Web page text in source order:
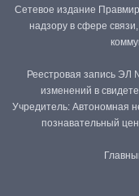
Сетевое издание
надзору в сфере
Реестровая запись ЭЛ
изменений в
Учредитель: Автономная
познавательный